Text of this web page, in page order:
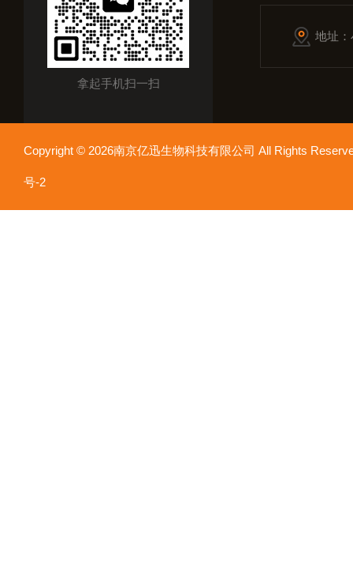
拿起手机扫一扫
地址
Copyright © 2026南京亿迅生物科技有限公司 All Rights
号-2